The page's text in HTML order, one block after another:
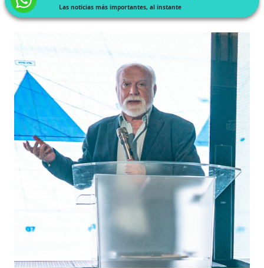
Las noticias más importantes, al instante